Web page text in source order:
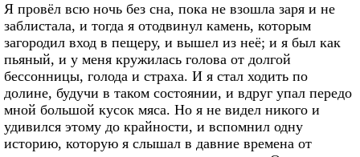
Я провёл всю ночь без сна, пока не взошла заря и не
заблистала, и тогда я отодвинул камень, которым
загородил вход в пещеру, и вышел из неё; и я был как
пьяный, и у меня кружилась голова от долгой
бессонницы, голода и страха. И я стал ходить по
долине, будучи в таком состоянии, и вдруг упал передо
мной большой кусок мяса. Но я не видел никого и
удивился этому до крайности, и вспомнил одну
историю, которую я слышал в давние времена от